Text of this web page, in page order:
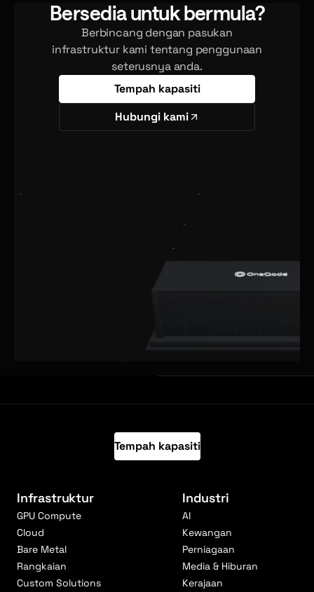
Bersedia untuk bermula?
Berbincang dengan pasukan
infrastruktur kami tentang penggunaan
seterusnya anda.
Tempah kapasiti
Hubungi kami
Tempah kapasiti
Infrastruktur
GPU Compute
Cloud
Bare Metal
Rangkaian
Custom Solutions
Industri
AI
Kewangan
Perniagaan
Media & Hiburan
Kerajaan